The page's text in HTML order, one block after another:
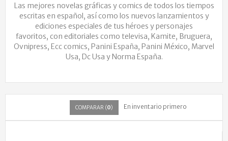
Las mejores novelas gráficas y comics de todos los tiempos
escritas en español, así como los nuevos lanzamientos y
ediciones especiales de tus héroes y personajes
favoritos, con editoriales como televisa, Kamite, Bruguera,
Ovnipress, Ecc comics, Panini España, Panini México, Marvel
Usa, Dc Usa y Norma España.
En inventario primero
COMPARAR (0)